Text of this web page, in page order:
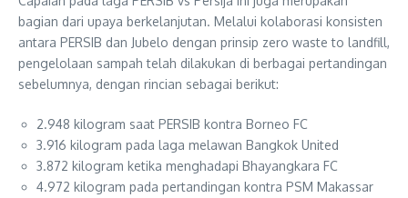
bagian dari upaya berkelanjutan. Melalui kolaborasi konsisten
antara PERSIB dan Jubelo dengan prinsip zero waste to landfill,
pengelolaan sampah telah dilakukan di berbagai pertandingan
sebelumnya, dengan rincian sebagai berikut:
2.948 kilogram saat PERSIB kontra Borneo FC
⁠3.916 kilogram pada laga melawan Bangkok United
⁠3.872 kilogram ketika menghadapi Bhayangkara FC
⁠4.972 kilogram pada pertandingan kontra PSM Makassar